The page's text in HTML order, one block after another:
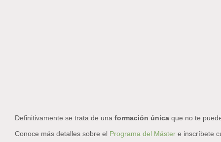
Definitivamente se trata de una formación única que no te
Conoce más detalles sobre el Programa del Máster e inscríbete